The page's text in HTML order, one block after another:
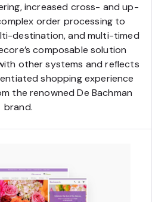
increased cross- and up-
order processing to
destination, and multi-timed
composable solution
other systems and reflects
shopping experience
the renowned De Bachman
brand.